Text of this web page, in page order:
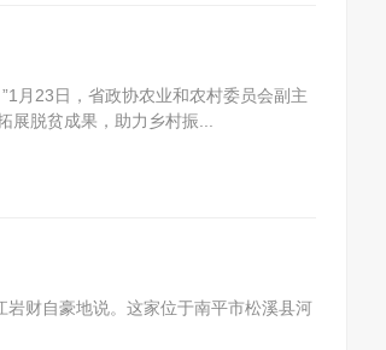
月23日，省政协农业和农村委员会副主
脱贫成果，助力乡村振...
岩财自豪地说。这家位于南平市松溪县河